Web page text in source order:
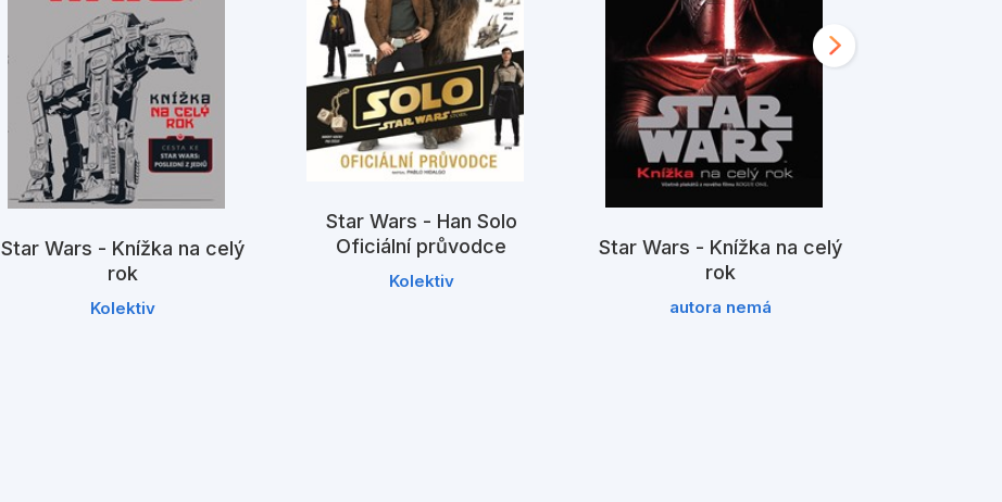
Star Wars - Knížka na celý
rok
Kolektiv
Star Wars - Han Solo
Oficiální průvodce
Kolektiv
Star Wars - Knížka na celý
rok
autora nemá